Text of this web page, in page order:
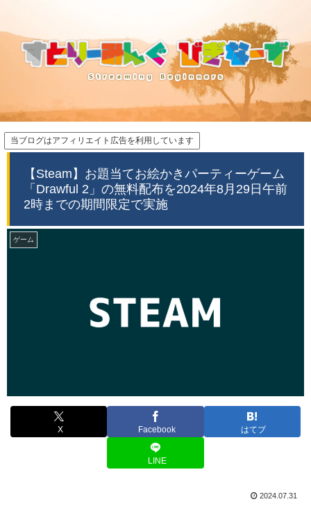
当ブログはアフィリエイト広告を利用しています
【Steam】お題当てお絵かきパーティーゲーム
「Drawful 2」の無料配布を2024年8月29日午前
2時までの期間限定で実施
ゲーム
X Facebook はてブ
LINE
2024.07.31